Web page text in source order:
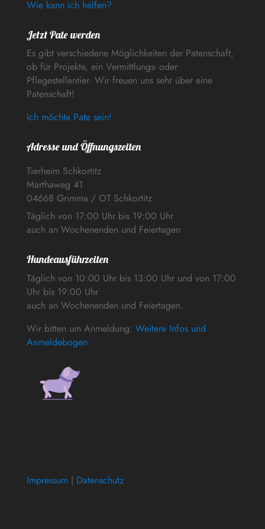
Wie kann ich helfen?
Jetzt Pate werden
Es gibt verschiedene Möglichkeiten der Patenschaft,
ob für Projekte, ein Vermittlungs- oder
Pflegestellentier. Wir freuen uns sehr über eine
Patenschaft!
Ich möchte Pate sein!
Adresse und Öffnungszeiten
Tierheim Schkortitz
Marthaweg 41
04668 Grimma / OT Schkortitz
Täglich von 17:00 Uhr bis 19:00 Uhr
auch an Wochenenden und Feiertagen
Hundeausführzeiten
Täglich von 10:00 Uhr bis 13:00 Uhr und von 17:00
Uhr bis 19:00 Uhr
auch an Wochenenden und Feiertagen.
Wir bitten um Anmeldung: Weitere Infos und
Anmeldebogen
Impressum| Datenschutz